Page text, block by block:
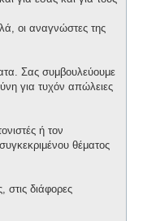
οι αναγνώστες της
Σας συμβουλεύουμε
για τυχόν απώλειες
ή τον
θέματος
στις διάφορες